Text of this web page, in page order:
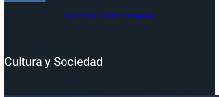
Facebook Twitter Instagram
Cultura y Sociedad